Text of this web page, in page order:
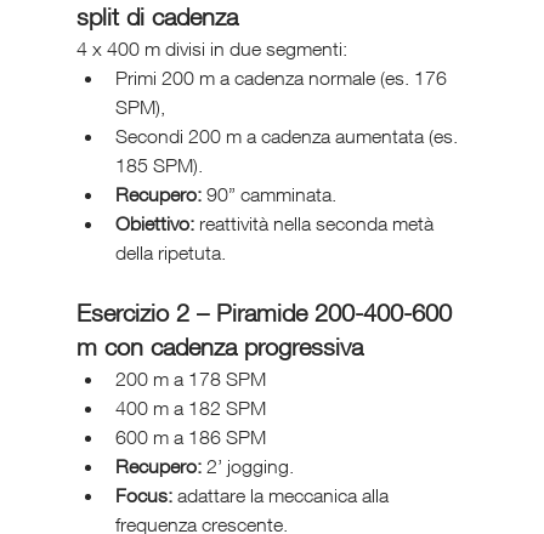
split di cadenza
4 x 400 m divisi in due segmenti:
Primi 200 m a cadenza normale (es. 176
SPM),
Secondi 200 m a cadenza aumentata (es.
185 SPM).
Recupero: 90” camminata.
Obiettivo: reattività nella seconda metà
della ripetuta.
Esercizio 2 – Piramide 200-400-600
m con cadenza progressiva
200 m a 178 SPM
400 m a 182 SPM
600 m a 186 SPM
Recupero: 2’ jogging.
Focus: adattare la meccanica alla
frequenza crescente.